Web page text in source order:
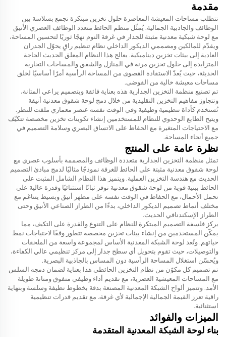
مقدمة
تتطلب مساحات المعيشة المعاصرة حلول تخزين مبتكرة تجمع بسلاسة بين
الوظائف والجاذبية الجمالية. يُمثّل منظم الحائط متعدد الوظائف العصري الأنيق
مع لوحة شبكية معدنية مثبتة للجدار في غرفة النوم نهجًا ثوريًا لتحسين المساحة،
ويقدّم للمالكين ومصممي الديكور الداخلي نظام تنظيم راقٍ يحوّل الجدران
العادية إلى بيئات تخزين ديناميكية. يعالج هذا النظام المعلق الحديث الحاجة
المتزايدة إلى حلول تخزين مرنة في المنازل والشقق والمساحات التجارية
الحديثة، حيث يُعدّ الاستفادة القصوى من المساحة الرأسية أمرًا أساسيًا لخلق
مساحات معيشة خالية من الفوضى.
تم تصنيع منظمة التخزين الجدارية هذه بعناية فائقة وبتصميم يراعي المتانة،
وتتجاوز مفاهيم التخزين التقليدية من خلال دمج لوحة شقوق معدنية أنيقة
تُستخدم كأداة تنظيمية وظيفية وفي الوقت نفسه عنصر معماري ملفت للنظر.
ويتيح الطابع الوحدوي للنظام للمستخدمين إنشاء تكوينات تخزين مخصصة تتكيّف
مع الاحتياجات المتغيرة مع الحفاظ على الاتساق البصري وسلامة التصميم في
جميع أنحاء المساحة.
نظرة عامة على المنتج
تمثل منظمة التخزين الجدارية متعددة الوظائف والمصممة بأسلوب عصري مع
لوحة شقوق معدنية مثبتة على الحائط للغرفة نموذجًا مثاليًا لدمج مبادئ التصميم
الحديث مع هندسة التخزين العملية. ويتميز هذا النظام الشامل المثبت على
الحائط ببنية قوية من لوحة شقوق معدنية توفر ثباتًا استثنائيًا وقدرة عالية على
تحمل الأحمال، مع الحفاظ في الوقت نفسه على مظهر أنيق وبسيط يتناغم مع
مختلف أنماط تصميم الديكور الداخلي، بدءًا من الطراز الصناعي الأنيق وحتى
الطراز الإسكندنافي الحديث.
يركز فلسفة التصميم المبتكرة للنظام على التنوع والقدرة على التكيف، مما
يمكّن المستخدمين من إنشاء بيئات تخزين مخصصة تتطور وفقًا لاحتياجات نمط
حياتهم. وتُعد لوحة الشبكة المعدنية الأساس لمجموعة واسعة من الملحقات
والتوصيلات، حيث تقوم بتحويل أي سطح جدار إلى مركز تنظيمي عالي الكفاءة،
ويُحسّن استغلال المساحة الرأسية دون المساس بالجاذبية البصرية.
تم تصميم كل مكوّن من نظام التخزين الحائطي هذا بعناية لضمان دمجه السلس
مع المساحات المعيشية العصرية، مع تقديم أداء وظيفي متفوق ومتانة طويلة
الأمد. وتتميز ألواح الشبكة المعدنية المصنعة بدقة بخطوط نظيفة وسلسة وبنهاية
راقية تعزز القيمة الجمالية الإجمالية لأي غرفة، مع تقديم قدرات تنظيمية
استثنائية.
الميزات والفوائد
بناء لوحة الشبكة المعدنية المتقدمة